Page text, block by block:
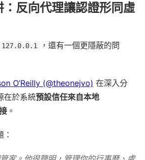
：反向代理讓認證形同虛
127.0.0.1
，還有一個更隱蔽的問
O’Reilly (@theonejvo) 在深入分
在於系統預設信任來自本地
。